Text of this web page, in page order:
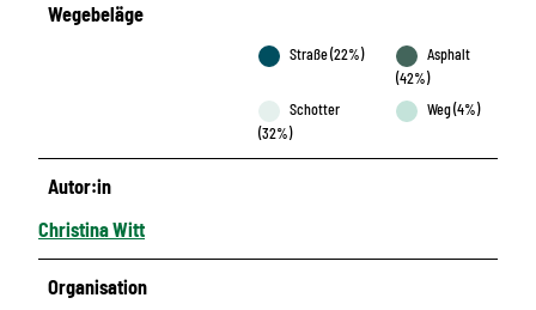
Wegebeläge
Straße (22%)
Asphalt
(42%)
Schotter
(32%)
Weg (4%)
Autor:in
Christina Witt
Organisation